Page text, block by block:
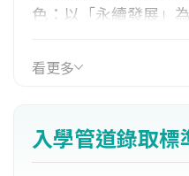
色：以「永續發展」
劃：課程包括「建築
習。4.就業出路：建
師、景觀設計師、建
看更多
入學管道錄取標